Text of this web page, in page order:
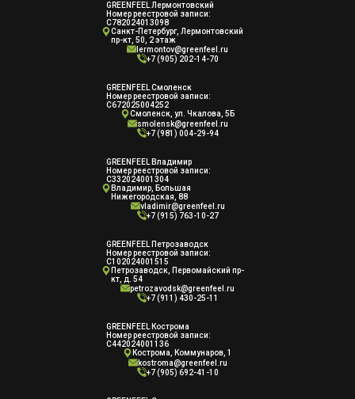
GREENFEEL Лермонтовский
Номер реестровой записи:
С782024013098
Санкт-Петербург, Лермонтовский
пр-кт, 50, 2 этаж
lermontov@greenfeel.ru
+7 (905) 202-14-70
GREENFEEL Смоленск
Номер реестровой записи:
С672025004252
Смоленск, ул. Чкалова, 5Б
smolensk@greenfeel.ru
+7 (981) 004-29-94
GREENFEEL Владимир
Номер реестровой записи:
С332024001304
Владимир, Большая
Нижегородская, 88
vladimir@greenfeel.ru
+7 (915) 763-10-27
GREENFEEL Петрозаводск
Номер реестровой записи:
С102024001515
Петрозаводск, Первомайский пр-
кт, д. 54
petrozavodsk@greenfeel.ru
+7 (911) 430-25-11
GREENFEEL Кострома
Номер реестровой записи:
С442024001136
Кострома, Коммунаров, 1
kostroma@greenfeel.ru
+7 (905) 692-41-10